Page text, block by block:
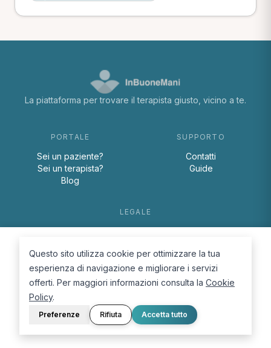
La piattaforma per trovare il terapista giusto, vicino a te.
PORTALE
Sei un paziente?
Sei un terapista?
Blog
SUPPORTO
Contatti
Guide
LEGALE
Cookie Policy
© 2026 D.Lab S.r.l. — InBuoneMani
Questo sito utilizza cookie per ottimizzare la tua
esperienza di navigazione e migliorare i servizi
offerti. Per maggiori informazioni consulta la Cookie
Policy.
Preferenze Rifiuta Accetta tutto